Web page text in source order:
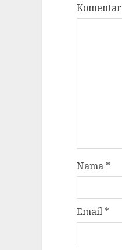
Komentar
Nama *
Email *